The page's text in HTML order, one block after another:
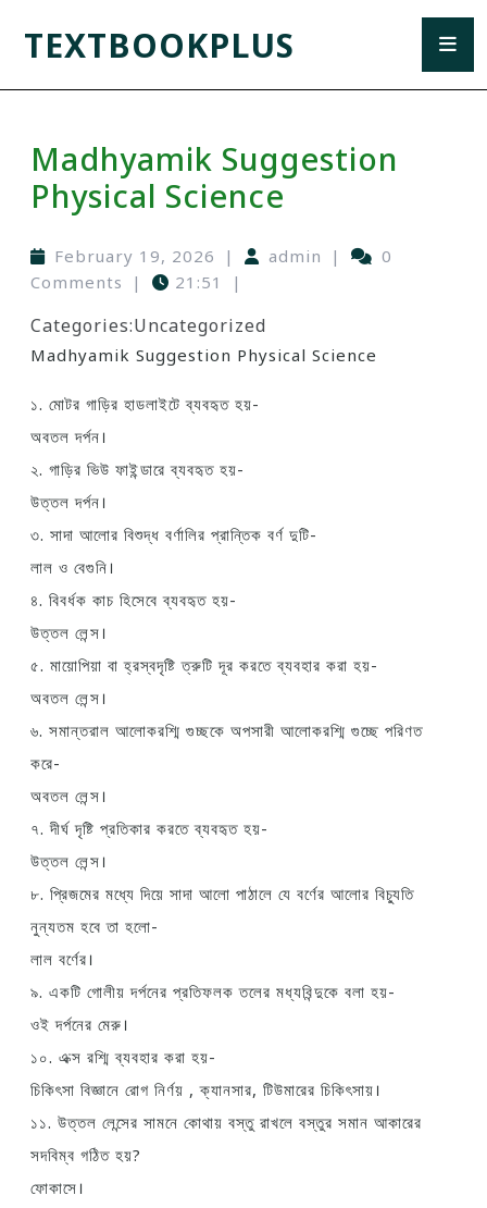
TEXTBOOKPLUS
Madhyamik Suggestion
Physical Science
February 19, 2026 | admin |
0
Comments
| 21:51 |
Categories:Uncategorized
Madhyamik Suggestion Physical Science
১. মোটর গাড়ির হাডলাইটে ব্যবহৃত হয়-
অবতল দর্পন।
২. গাড়ির ভিউ ফাইন্ডারে ব্যবহৃত হয়-
উত্তল দর্পন।
৩. সাদা আলোর বিশুদ্ধ বর্ণালির প্রান্তিক বর্ণ দুটি-
লাল ও বেগুনি।
৪. বিবর্ধক কাচ হিসেবে ব্যবহৃত হয়-
উত্তল লেন্স।
৫. মায়োপিয়া বা হ্রস্বদৃষ্টি ত্রুটি দূর করতে ব্যবহার করা হয়-
অবতল লেন্স।
৬. সমান্তরাল আলোকরশ্মি গুচ্ছকে অপসারী আলোকরশ্মি গুচ্ছে পরিণত
করে-
অবতল লেন্স।
৭. দীর্ঘ দৃষ্টি প্রতিকার করতে ব্যবহৃত হয়-
উত্তল লেন্স।
৮. প্রিজমের মধ্যে দিয়ে সাদা আলো পাঠালে যে বর্ণের আলোর বিচ্যুতি
নুন্যতম হবে তা হলো-
লাল বর্ণের।
৯. একটি গোলীয় দর্পনের প্রতিফলক তলের মধ্যবিন্দুকে বলা হয়-
ওই দর্পনের মেরু।
১০. এক্স রশ্মি ব্যবহার করা হয়-
চিকিৎসা বিজ্ঞানে রোগ নির্ণয় , ক্যানসার, টিউমারের চিকিৎসায়।
১১. উত্তল লেন্সের সামনে কোথায় বস্তু রাখলে বস্তুর সমান আকারের
সদবিম্ব গঠিত হয়?
ফোকাসে।